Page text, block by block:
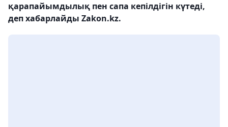
қарапайымдылық пен сапа кепілдігін күтеді,
деп хабарлайды Zakon.kz.